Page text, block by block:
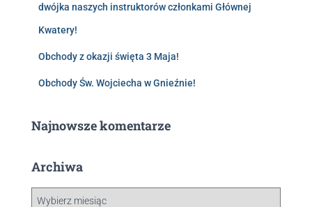
dwójka naszych instruktorów członkami Głównej
Kwatery!
Obchody z okazji święta 3 Maja!
Obchody Św. Wojciecha w Gnieźnie!
Najnowsze komentarze
Archiwa